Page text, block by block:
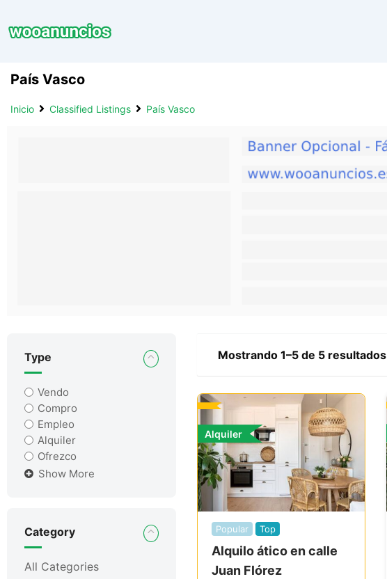
País Vasco
Inicio Classified Listings País Vasco
Type
Vendo
Compro
Empleo
Alquiler
Ofrezco
Show More
Category
All Categories
Mostrando 1–5 de 5 resultados
Alquiler
Popular Top
Alquilo ático en calle
Juan Flórez